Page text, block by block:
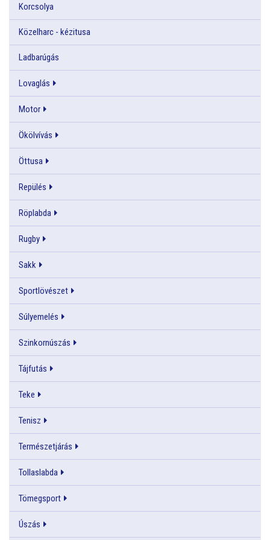
Korcsolya
Közelharc - kézitusa
Ladbarúgás
Lovaglás
Motor
Ökölvívás
Öttusa
Repülés
Röplabda
Rugby
Sakk
Sportlövészet
Súlyemelés
Szinkornúszás
Tájfutás
Teke
Tenisz
Természetjárás
Tollaslabda
Tömegsport
Úszás